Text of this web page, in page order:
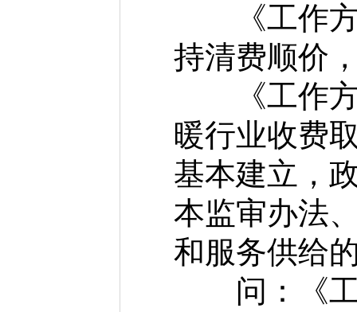
《工作方
持清费顺价
《工作方
暖行业收费
基本建立，
本监审办法
和服务供给
问：《工